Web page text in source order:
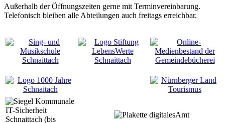
Außerhalb der Öffnungszeiten gerne mit Terminvereinbarung.
Telefonisch bleiben alle Abteilungen auch freitags erreichbar.